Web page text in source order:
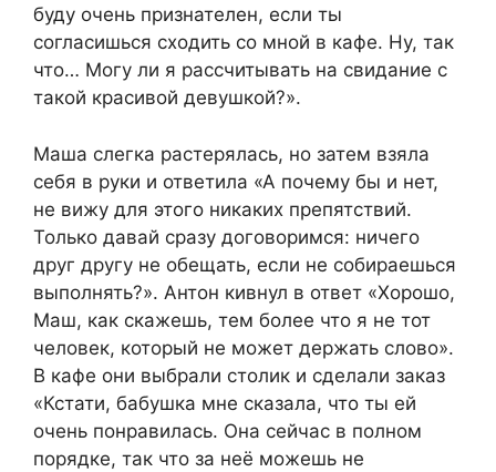
буду очень признателен, если ты
согласишься сходить со мной в кафе. Ну, так
что… Могу ли я рассчитывать на свидание с
такой красивой девушкой?».
Маша слегка растерялась, но затем взяла
себя в руки и ответила «А почему бы и нет,
не вижу для этого никаких препятствий.
Только давай сразу договоримся: ничего
друг другу не обещать, если не собираешься
выполнять?». Антон кивнул в ответ «Хорошо,
Маш, как скажешь, тем более что я не тот
человек, который не может держать слово».
В кафе они выбрали столик и сделали заказ
«Кстати, бабушка мне сказала, что ты ей
очень понравилась. Она сейчас в полном
порядке, так что за неё можешь не